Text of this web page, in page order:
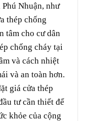
Nhuận, như
thép chống
tâm cho cư dân
chống cháy tại
và cách nhiệt
và an toàn hơn.
giá cửa thép
tư cần thiết để
khỏe của cộng